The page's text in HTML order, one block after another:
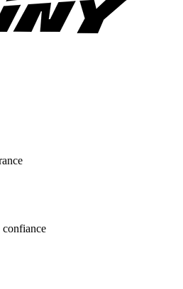
confiance